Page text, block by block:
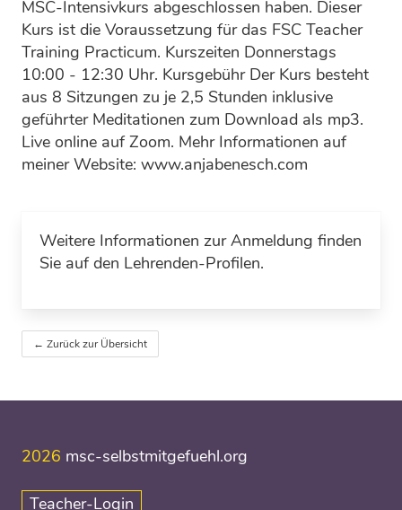
MSC-Intensivkurs abgeschlossen haben. Dieser
Kurs ist die Voraussetzung für das FSC Teacher
Training Practicum. Kurszeiten Donnerstags
10:00 - 12:30 Uhr. Kursgebühr Der Kurs besteht
aus 8 Sitzungen zu je 2,5 Stunden inklusive
geführter Meditationen zum Download als mp3.
Live online auf Zoom. Mehr Informationen auf
meiner Website: www.anjabenesch.com
Weitere Informationen zur Anmeldung finden
Sie auf den Lehrenden-Profilen.
← Zurück zur Übersicht
2026 msc-selbstmitgefuehl.org
Teacher-Login